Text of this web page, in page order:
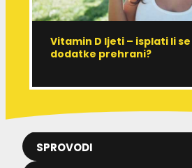
SPROVODI
Vitamin D ljeti – isplati li
dodatke prehrani?